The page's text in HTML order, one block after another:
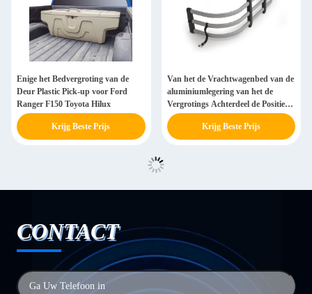
Enige het Bedvergroting van de
Deur Plastic Pick-up voor Ford
Ranger F150 Toyota Hilux
Krijg Beste Prijs
Van het de Vrachtwagenbed van de
aluminiumlegering van het de
Vergrotings Achterdeel de Positie
Dongsui voor Algemeen begrip
Krijg Beste Prijs
CONTACT